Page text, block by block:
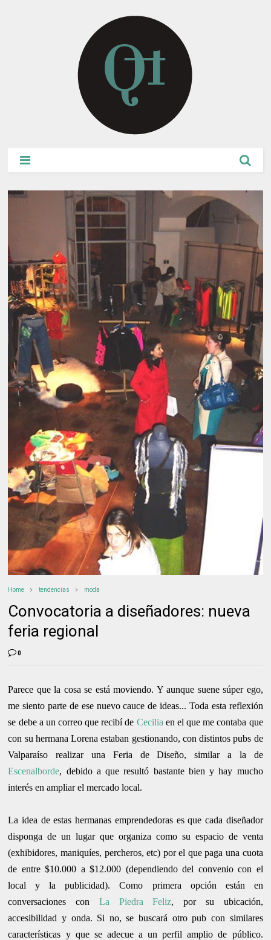
Home tendencias moda
Convocatoria a diseñadores: nueva
feria regional
0
Parece que la cosa se está moviendo. Y aunque suene súper ego,
me siento parte de ese nuevo cauce de ideas... Toda esta reflexión
se debe a un correo que recibí de Cecilia en el que me contaba que
con su hermana Lorena estaban gestionando, con distintos pubs de
Valparaíso realizar una Feria de Diseño, similar a la de
Escenalborde, debido a que resultó bastante bien y hay mucho
interés en ampliar el mercado local.
La idea de estas hermanas emprendedoras es que cada diseñador
disponga de un lugar que organiza como su espacio de venta
(exhibidores, maniquíes, percheros, etc) por el que paga una cuota
de entre $10.000 a $12.000 (dependiendo del convenio con el
local y la publicidad). Como primera opción están en
conversaciones con La Piedra Feliz, por su ubicación,
accesibilidad y onda. Si no, se buscará otro pub con similares
características y que se adecue a un perfil amplio de público.